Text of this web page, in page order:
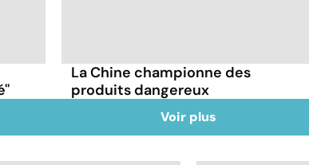
La Chine championne des
produits dangereux
Voir plus